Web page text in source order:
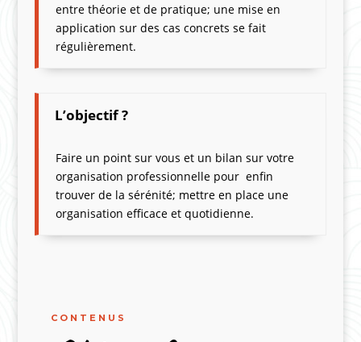
entre théorie et de pratique; une mise en
application sur des cas concrets se fait
régulièrement.
L’objectif ?
Faire un point sur vous et un bilan sur votre
organisation professionnelle pour enfin
trouver de la sérénité; mettre en place une
organisation efficace et quotidienne.
CONTENUS